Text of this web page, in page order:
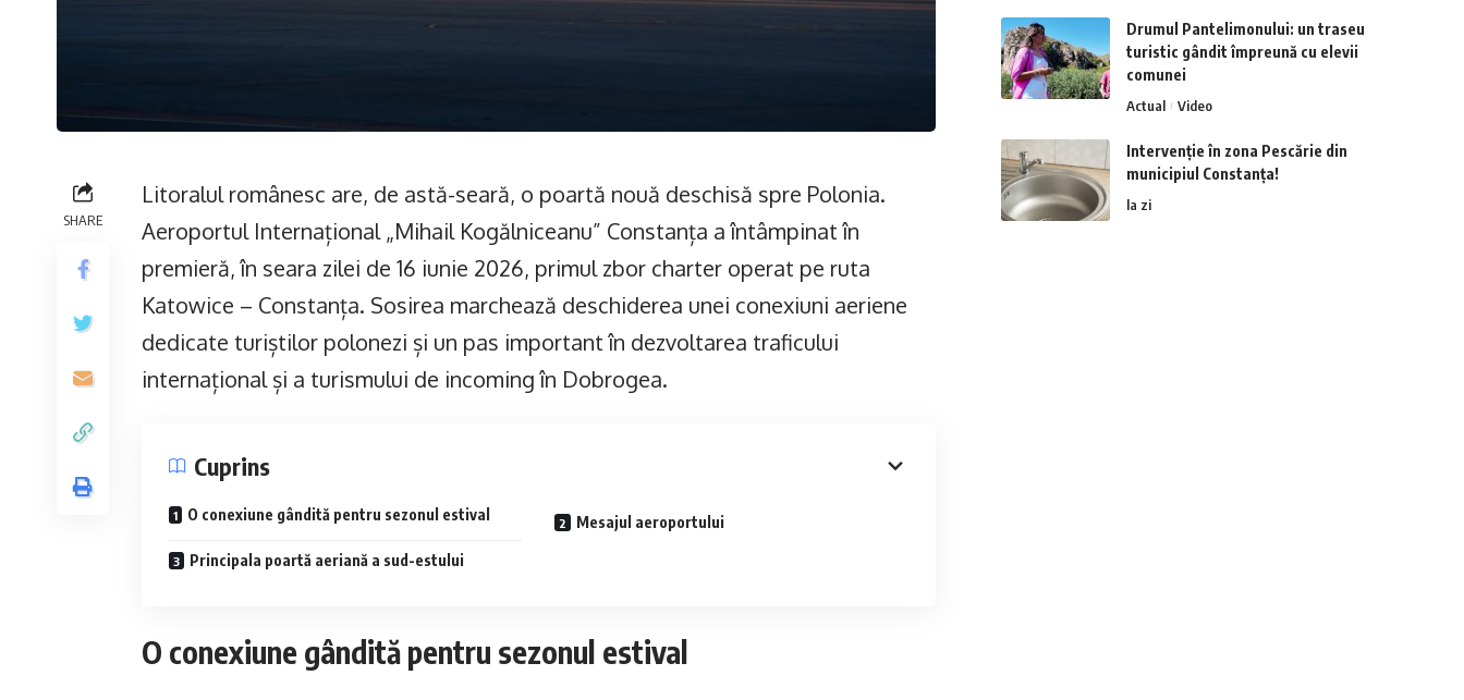
SHARE
Litoralul românesc are, de astă-seară, o poartă nouă deschisă spre Polonia.
Aeroportul Internațional „Mihail Kogălniceanu” Constanța a întâmpinat în
premieră, în seara zilei de 16 iunie 2026, primul zbor charter operat pe ruta
Katowice – Constanța. Sosirea marchează deschiderea unei conexiuni aeriene
dedicate turiștilor polonezi și un pas important în dezvoltarea traficului
internațional și a turismului de incoming în Dobrogea.
Cuprins
O conexiune gândită pentru sezonul estival Mesajul aeroportului
Principala poartă aeriană a sud-estului
O conexiune gândită pentru sezonul estival
Drumul Pantelimonului: un traseu
turistic gândit împreună cu elevii
comunei
Actual Video
Intervenție în zona Pescărie din
municipiul Constanța!
la zi